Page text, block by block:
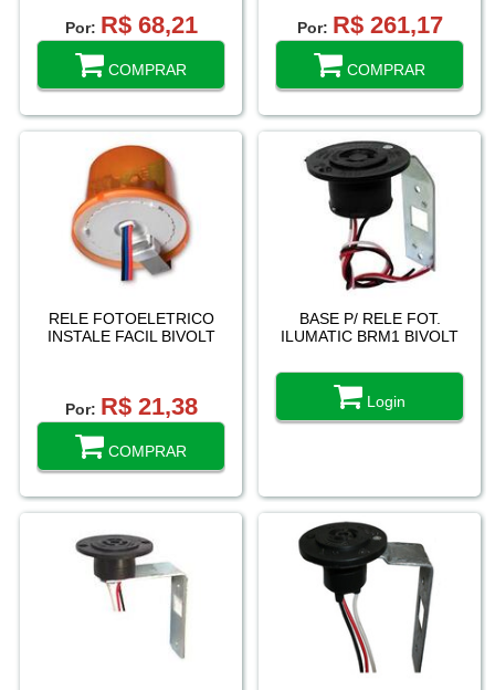
Por: R$ 68,21
COMPRAR
Por: R$ 261,17
COMPRAR
RELE FOTOELETRICO
INSTALE FACIL BIVOLT
Por: R$ 21,38
COMPRAR
BASE P/ RELE FOT.
ILUMATIC BRM1 BIVOLT
Login